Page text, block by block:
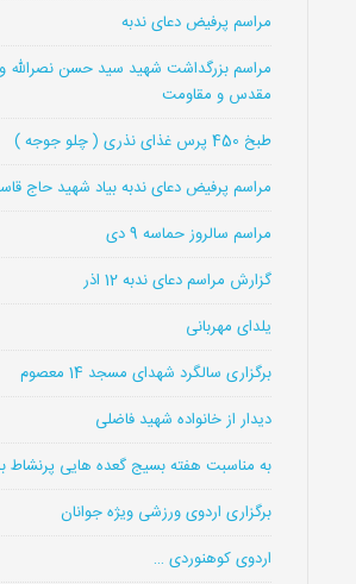
مراسم پرفیض دعای ندبه
مراسم بزرگداشت شهید سید حسن نصرالله
مقدس و مقاومت
طبخ 450 پرس غذای نذری ( چلو جوجه )
مراسم پرفیض دعای ندبه بیاد شهید حاج
مراسم سالروز حماسه 9 دی
گزارش مراسم دعای ندبه 12 اذر
یلدای مهربانی
برگزاری سالگرد شهدای مسجد 14 معصوم
دیدار از خانواده شهید فاضلی
به مناسبت هفته بسیج گعده هایی پرنشاط
برگزاری اردوی ورزشی ویژه جوانان
اردوی کوهنوردی …